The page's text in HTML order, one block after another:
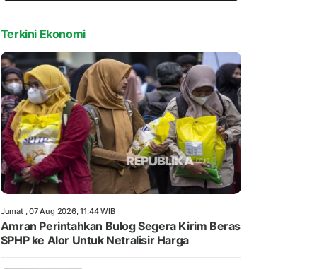
Terkini Ekonomi
Jumat , 07 Aug 2026, 11:44 WIB
Amran Perintahkan Bulog Segera Kirim Beras
SPHP ke Alor Untuk Netralisir Harga